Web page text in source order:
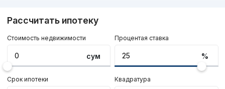
Рассчитать ипотеку
Стоимость недвижимости
сум
Срок ипотеки
Процентая ставка
%
Квадратура